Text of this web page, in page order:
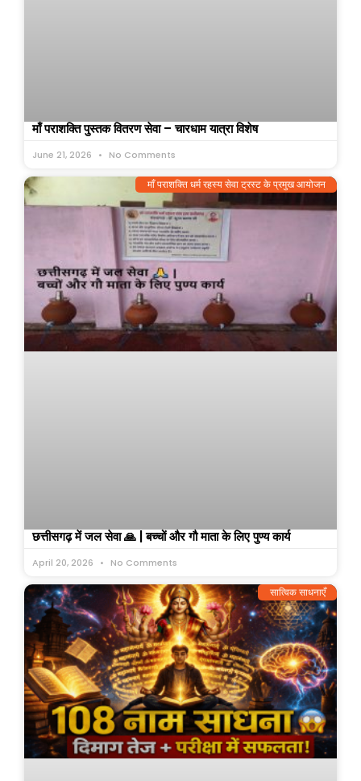
माँ पराशक्ति पुस्तक वितरण सेवा – चारधाम यात्रा विशेष
June 21, 2026 No Comments
माँ पराशक्ति धर्म रहस्य सेवा ट्रस्ट के प्रमुख आयोजन
छत्तीसगढ़ में जल सेवा 🙏 | बच्चों और गौ माता के लिए पुण्य कार्य
April 20, 2026 No Comments
सात्विक साधनाएँ